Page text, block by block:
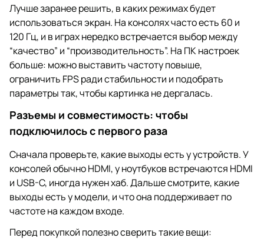
Лучше заранее решить, в каких режимах будет
использоваться экран. На консолях часто есть 60 и
120 Гц, и в играх нередко встречается выбор между
“качество” и “производительность”. На ПК настроек
больше: можно выставить частоту повыше,
ограничить FPS ради стабильности и подобрать
параметры так, чтобы картинка не дергалась.
Разъемы и совместимость: чтобы
подключилось с первого раза
Сначала проверьте, какие выходы есть у устройств. У
консолей обычно HDMI, у ноутбуков встречаются HDMI
и USB-C, иногда нужен хаб. Дальше смотрите, какие
выходы есть у модели, и что она поддерживает по
частоте на каждом входе.
Перед покупкой полезно сверить такие вещи: